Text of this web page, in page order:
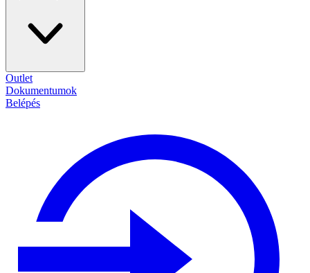
Outlet
Dokumentumok
Belépés